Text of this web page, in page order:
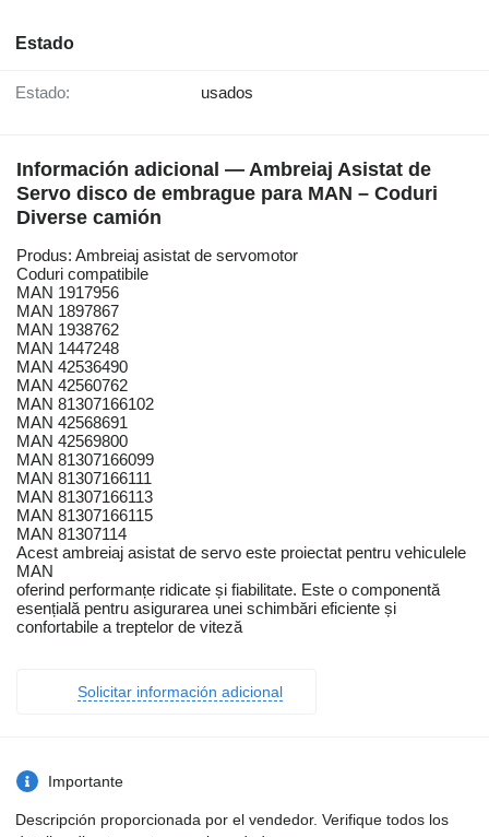
Estado
Estado: usados
Información adicional — Ambreiaj Asistat de
Servo disco de embrague para MAN – Coduri
Diverse camión
Produs: Ambreiaj asistat de servomotor
Coduri compatibile
MAN 1917956
MAN 1897867
MAN 1938762
MAN 1447248
MAN 42536490
MAN 42560762
MAN 81307166102
MAN 42568691
MAN 42569800
MAN 81307166099
MAN 81307166111
MAN 81307166113
MAN 81307166115
MAN 81307114
Acest ambreiaj asistat de servo este proiectat pentru vehiculele
MAN
oferind performanțe ridicate și fiabilitate. Este o componentă
esențială pentru asigurarea unei schimbări eficiente și
confortabile a treptelor de viteză
Solicitar información adicional
Importante
Descripción proporcionada por el vendedor. Verifique todos los